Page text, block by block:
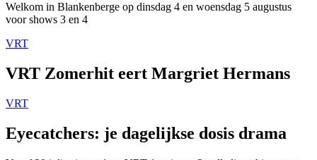
Welkom in Blankenberge op dinsdag 4 en woensdag 5 augustus
voor shows 3 en 4
VRT
VRT Zomerhit eert Margriet Hermans
VRT
Eyecatchers: je dagelijkse dosis drama